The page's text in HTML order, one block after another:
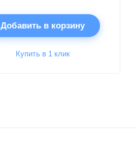
Добавить в корзину
Купить в 1 клик